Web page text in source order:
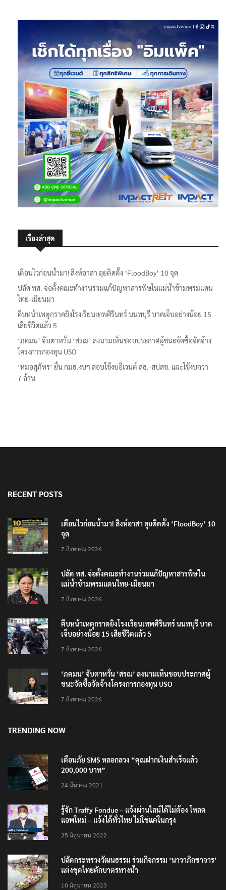
เรื่องล่าสุด
เตือนไวก่อนน้ำมา! สิงห์อาสา ลุยติดตั้ง ‘FloodBoy’ 10 จุด
ปลัด ทส. จ่อตั้งคณะทำงานร่วมแก้ปัญหาสารพิษในแม่น้ำข้ามพรมแดน
ไทย-เมียนมา
คืบหน้าเหตุกราดยิงโรงเรียนเทพศิรินทร์ นนทบุรี บาดเจ็บอย่างน้อย 15
เสียชีวิตแล้ว 5
‘ภคมน’ จับตาหวั่น ‘สรณ’ ลงนามเห็นชอบประกาศผู้ชนะจัดซื้อจัดจ้าง
โครงการกองทุน USO
‘หมอสุภัทร’ ยื่น กมธ.งบฯ สอบใช้งบอีเวนต์ สธ.-สปสช. แฉcใช้งบกว่า
7 ล้าน
RECENT POSTS
เตือนไวก่อนน้ำมา! สิงห์อาสา ลุยติดตั้ง ‘FloodBoy’ 10
จุด
7 สิงหาคม 2026
ปลัด ทส. จ่อตั้งคณะทำงานร่วมแก้ปัญหาสารพิษใน
แม่น้ำข้ามพรมแดนไทย-เมียนมา
7 สิงหาคม 2026
คืบหน้าเหตุกราดยิงโรงเรียนเทพศิรินทร์ นนทบุรี บาด
เจ็บอย่างน้อย 15 เสียชีวิตแล้ว 5
7 สิงหาคม 2026
‘ภคมน’ จับตาหวั่น ‘สรณ’ ลงนามเห็นชอบประกาศผู้
ชนะจัดซื้อจัดจ้างโครงการกองทุน USO
7 สิงหาคม 2026
TRENDING NOW
เตือนภัย SMS หลอกลวง “คุณฝากเงินสำเร็จแล้ว
200,000 บาท”
24 มีนาคม 2021
รู้จัก Traffy Fondue – แจ้งผ่านไลน์ได้ไม่ต้อง โหลด
แอพใหม่ – แจ้งได้ทั่วไทย ไม่ใช่แค่ในกรุง
25 มิถุนายน 2022
ปลัดกระทรวงวัฒนธรรม ร่วมกิจกรรม ‘นาวาภิกขาจาร’
แต่งชุดไทยตักบาตรทางน้ำ
10 มิถุนายน 2023